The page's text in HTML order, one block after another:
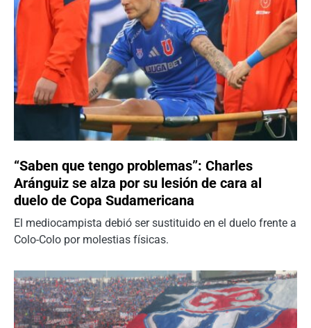
“Saben que tengo problemas”: Charles
Aránguiz se alza por su lesión de cara al
duelo de Copa Sudamericana
El mediocampista debió ser sustituido en el duelo frente a
Colo-Colo por molestias físicas.